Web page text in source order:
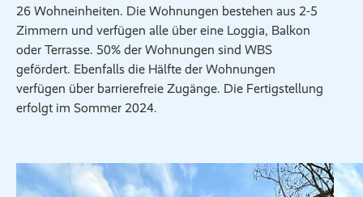
26 Wohneinheiten. Die Wohnungen bestehen aus 2-5
Zimmern und verfügen alle über eine Loggia, Balkon
oder Terrasse. 50% der Wohnungen sind WBS
gefördert. Ebenfalls die Hälfte der Wohnungen
verfügen über barrierefreie Zugänge. Die Fertigstellung
erfolgt im Sommer 2024.